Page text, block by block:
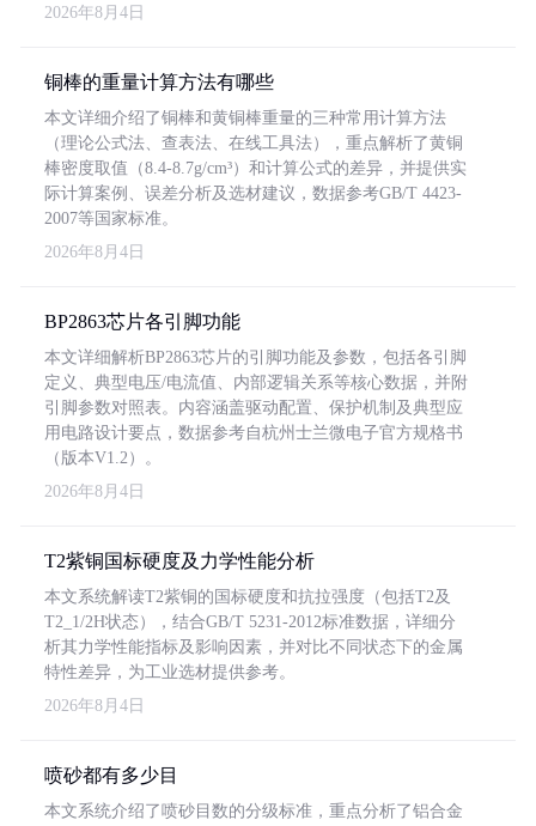
2026年8月4日
铜棒的重量计算方法有哪些
本文详细介绍了铜棒和黄铜棒重量的三种常用计算方法
（理论公式法、查表法、在线工具法），重点解析了黄铜
棒密度取值（8.4-8.7g/cm³）和计算公式的差异，并提供实
际计算案例、误差分析及选材建议，数据参考GB/T 4423-
2007等国家标准。
2026年8月4日
BP2863芯片各引脚功能
本文详细解析BP2863芯片的引脚功能及参数，包括各引脚
定义、典型电压/电流值、内部逻辑关系等核心数据，并附
引脚参数对照表。内容涵盖驱动配置、保护机制及典型应
用电路设计要点，数据参考自杭州士兰微电子官方规格书
（版本V1.2）。
2026年8月4日
T2紫铜国标硬度及力学性能分析
本文系统解读T2紫铜的国标硬度和抗拉强度（包括T2及
T2_1/2H状态），结合GB/T 5231-2012标准数据，详细分
析其力学性能指标及影响因素，并对比不同状态下的金属
特性差异，为工业选材提供参考。
2026年8月4日
喷砂都有多少目
本文系统介绍了喷砂目数的分级标准，重点分析了铝合金